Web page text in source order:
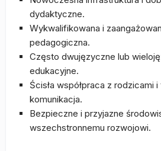
dydaktyczne.
Wykwalifikowana i
pedagogiczna.
Często dwujęzyczne lub
edukacyjne.
Ścisła współpraca z rodzicami
komunikacja.
Bezpieczne i przyjazne
wszechstronnemu rozwojowi.